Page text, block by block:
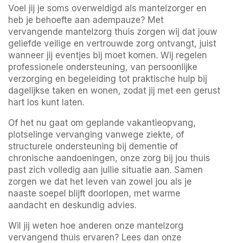
Voel jij je soms overweldigd als mantelzorger en
heb je behoefte aan adempauze? Met
vervangende mantelzorg thuis zorgen wij dat jouw
geliefde veilige en vertrouwde zorg ontvangt, juist
wanneer jij eventjes bij moet komen. Wij regelen
professionele ondersteuning, van persoonlijke
verzorging en begeleiding tot praktische hulp bij
dagelijkse taken en wonen, zodat jij met een gerust
hart los kunt laten.
Of het nu gaat om geplande vakantieopvang,
plotselinge vervanging vanwege ziekte, of
structurele ondersteuning bij dementie of
chronische aandoeningen, onze zorg bij jou thuis
past zich volledig aan jullie situatie aan. Samen
zorgen we dat het leven van zowel jou als je
naaste soepel blijft doorlopen, met warme
aandacht en deskundig advies.
Wil jij weten hoe anderen onze mantelzorg
vervangend thuis ervaren? Lees dan onze